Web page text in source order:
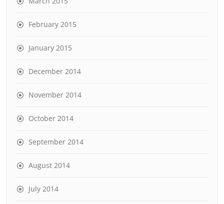
February 2015
January 2015
December 2014
November 2014
October 2014
September 2014
August 2014
July 2014